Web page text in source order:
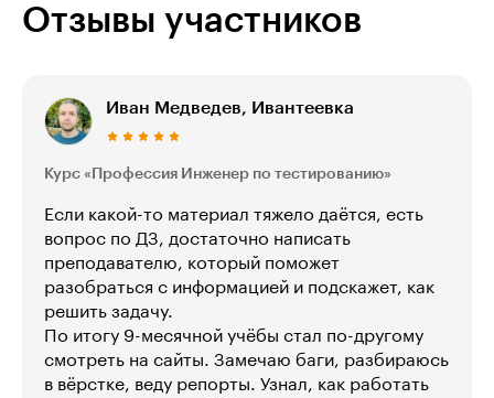
Отзывы участников
Иван Медведев, Ивантеевка
Курс «Профессия Инженер по тестированию»
Если какой-то материал тяжело даётся, есть
вопрос по ДЗ, достаточно написать
преподавателю, который поможет
разобраться с информацией и подскажет, как
решить задачу.
По итогу 9-месячной учёбы стал по-другому
смотреть на сайты. Замечаю баги, разбираюсь
в вёрстке, веду репорты. Узнал, как работать